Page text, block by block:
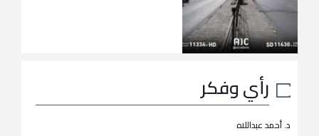
رأي وفكر
د. أحمد عبداللاه